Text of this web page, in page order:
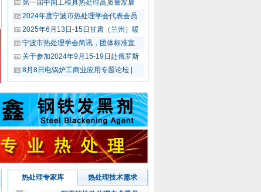
热处理 战略合作伙伴——宁波瑞品热处理
第一届中国工模具热处理高质量发展
2024年度宁波市热处理学会代表会员
2025年6月13日-15日甘肃（兰州）暖
宁波市热处理学会简讯，团体标准宣
关于参加2024年9月15-19日赴俄罗斯
8月8日电锅炉工商业应用专题论坛 |
热处理专家库 热处理技术需求
中国工程院院士 潘建生
前热处理学会理事长
职工技协热处理专业委员